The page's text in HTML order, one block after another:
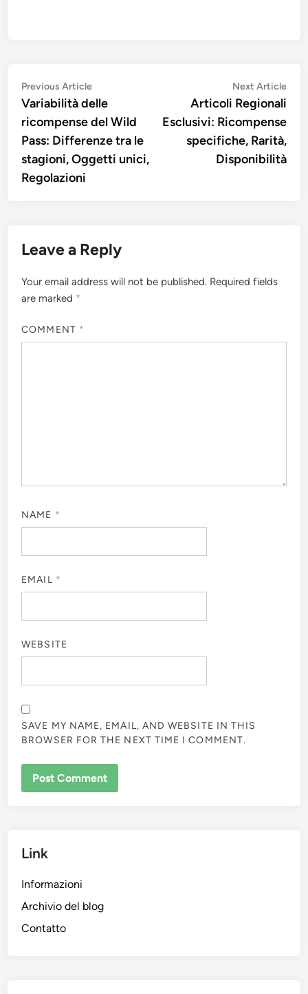
Post
navigation
Previous ArticlePrevious
article:
Variabilità delle
ricompense del Wild
Pass: Differenze tra le
stagioni, Oggetti unici,
Regolazioni
Next Article
Articoli Regionali
Esclusivi: Ricompense
specifiche, Rarità,
Disponibilità
Leave a Reply
Your email address will not be published. Required fields
are marked *
COMMENT *
NAME *
EMAIL *
WEBSITE
SAVE MY NAME, EMAIL, AND WEBSITE IN THIS
BROWSER FOR THE NEXT TIME I COMMENT.
Link
Informazioni
Archivio del blog
Contatto